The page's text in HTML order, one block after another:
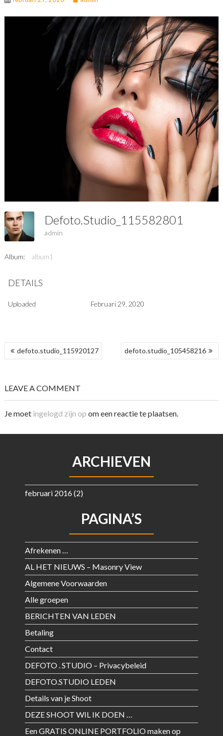
Defoto.studio_115582801
admin
Album: album1
DETAILS
Uploaded Februari 29, 2020
BERICHT
NAVIGATIE
defoto.studio_115920127 defoto.studio_105458216
LEAVE A COMMENT
Je moet ingelogd zijn op om een reactie te plaatsen.
ARCHIEVEN
februari 2016 (2)
PAGINA’S
Afrekenen …
AL HET NIEUWS – Masonry View
Algemene Voorwaarden
Alle groepen
BERICHTEN VAN LEDEN
Betaling
Contact
DEFOTO . STUDIO – Privacybeleid
DEFOTO.STUDIO LEDEN
Details van je Shoot
DEZE SHOOT WIL IK DOEN …
Een GRATIS ONLINE PORTFOLIO maken op